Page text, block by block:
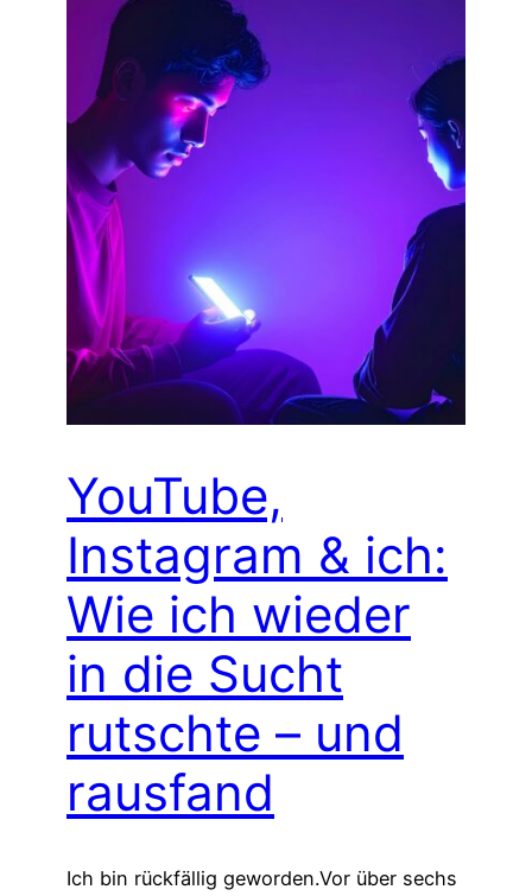
YouTube,
Instagram & ich:
Wie ich wieder
in die Sucht
rutschte – und
rausfand
Ich bin rückfällig geworden.Vor über sechs